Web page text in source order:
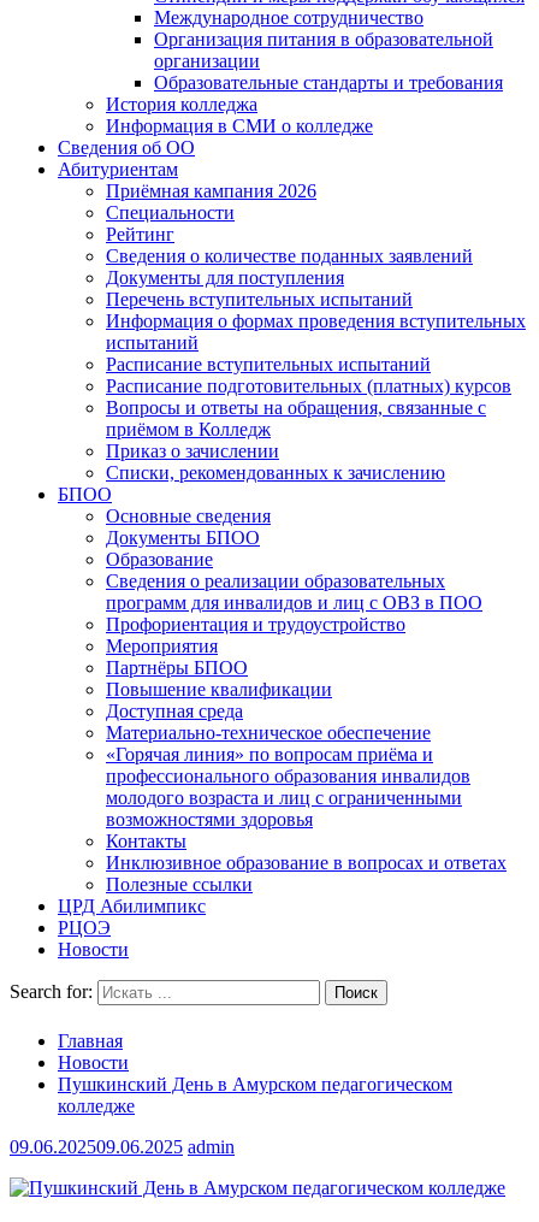
Международное сотрудничество
Организация питания в образовательной
организации
Образовательные стандарты и требования
История колледжа
Информация в СМИ о колледже
Сведения об ОО
Абитуриентам
Приёмная кампания 2026
Специальности
Рейтинг
Сведения о количестве поданных заявлений
Документы для поступления
Перечень вступительных испытаний
Информация о формах проведения вступительных
испытаний
Расписание вступительных испытаний
Расписание подготовительных (платных) курсов
Вопросы и ответы на обращения, связанные с
приёмом в Колледж
Приказ о зачислении
Списки, рекомендованных к зачислению
БПОО
Основные сведения
Документы БПОО
Образование
Сведения о реализации образовательных
программ для инвалидов и лиц с ОВЗ в ПОО
Профориентация и трудоустройство
Мероприятия
Партнёры БПОО
Повышение квалификации
Доступная среда
Материально-техническое обеспечение
«Горячая линия» по вопросам приёма и
профессионального образования инвалидов
молодого возраста и лиц с ограниченными
возможностями здоровья
Контакты
Инклюзивное образование в вопросах и ответах
Полезные ссылки
ЦРД Абилимпикс
РЦОЭ
Новости
Search for:
Главная
Новости
Пушкинский День в Амурском педагогическом
колледже
09.06.202509.06.2025 admin